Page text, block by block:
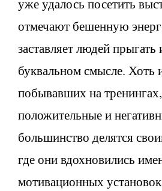
уже удалось посетить
отмечают бешенную
заставляет людей прыгать
буквальном смысле. Хоть
побывавших на
положительные и
большинство делятся
где они вдохновились
мотивационных